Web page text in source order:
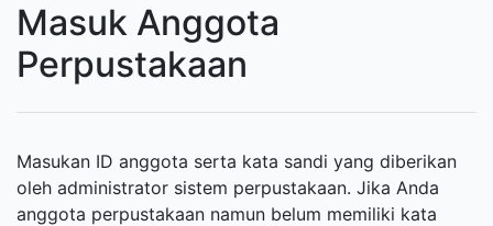
Masuk Anggota
Perpustakaan
Masukan ID anggota serta kata sandi yang diberikan
oleh administrator sistem perpustakaan. Jika Anda
anggota perpustakaan namun belum memiliki kata